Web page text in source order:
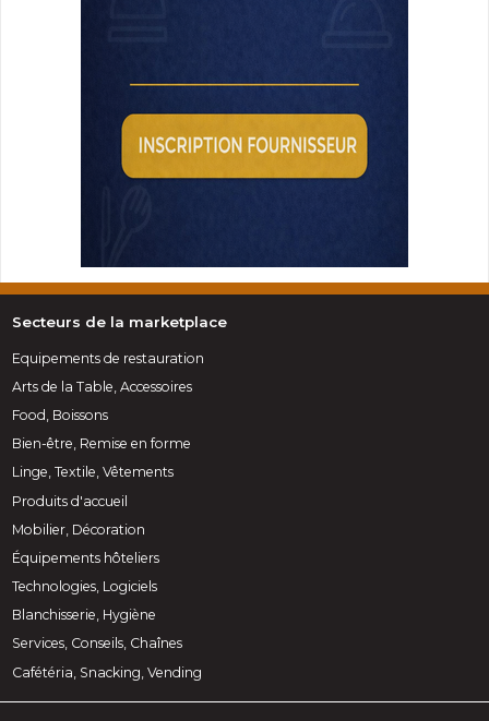
Secteurs de la marketplace
Equipements de restauration
Arts de la Table, Accessoires
Food, Boissons
Bien-être, Remise en forme
Linge, Textile, Vêtements
Produits d'accueil
Mobilier, Décoration
Équipements hôteliers
Technologies, Logiciels
Blanchisserie, Hygiène
Services, Conseils, Chaînes
Cafétéria, Snacking, Vending